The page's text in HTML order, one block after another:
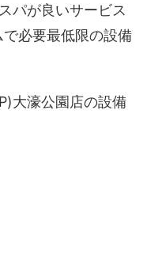
パが良いサービス
必要最低限の設備
大濠公園店の設備